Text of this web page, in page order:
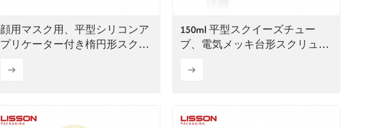
顔用マスク用、平型シリコンア
プリケーター付き楕円形スクイ
150ml 平型スクイーズチュー
ブ、電気メッキ台形スクリュー